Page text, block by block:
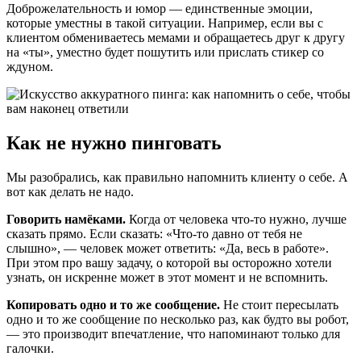
Доброжелательность и юмор — единственные эмоции,
которые уместны в такой ситуации. Например, если вы с
клиентом обмениваетесь мемами и обращаетесь друг к другу
на «ты», уместно будет пошутить или прислать стикер со
ждуном.
Как не нужно пинговать
Мы разобрались, как правильно напомнить клиенту о себе. А
вот как делать не надо.
Говорить намёками. Когда от человека что-то нужно, лучше
сказать прямо. Если сказать: «Что-то давно от тебя не
слышно», — человек может ответить: «Да, весь в работе».
При этом про вашу задачу, о которой вы осторожно хотели
узнать, он искренне может в этот момент и не вспомнить.
Копировать одно и то же сообщение. Не стоит пересылать
одно и то же сообщение по несколько раз, как будто вы робот,
— это производит впечатление, что напоминают только для
галочки.